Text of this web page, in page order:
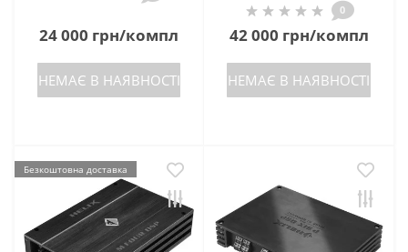
24 000 грн/компл
НЕМАЄ В НАЯВНОСТІ
0
42 000 грн/компл
НЕМАЄ В НАЯВНОСТІ
Безкоштовна доставка